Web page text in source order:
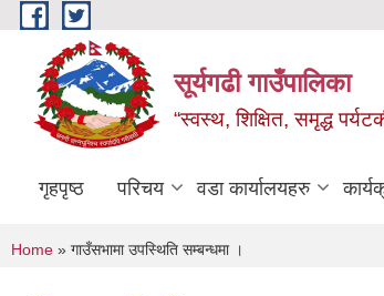
Skip to main content
सूर्यगढी गाउँपालिका
“स्वस्थ, शिक्षित, समृद्ध
गृहपृष्ठ परिचय वडा कार्यालयहरु
You are here
Home » गाउँसभामा उपस्थिति सम्बन्धमा ।